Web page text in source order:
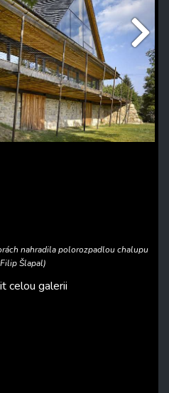
nahradila polorozpadlou chalupu
Šlapal)
celou galerii